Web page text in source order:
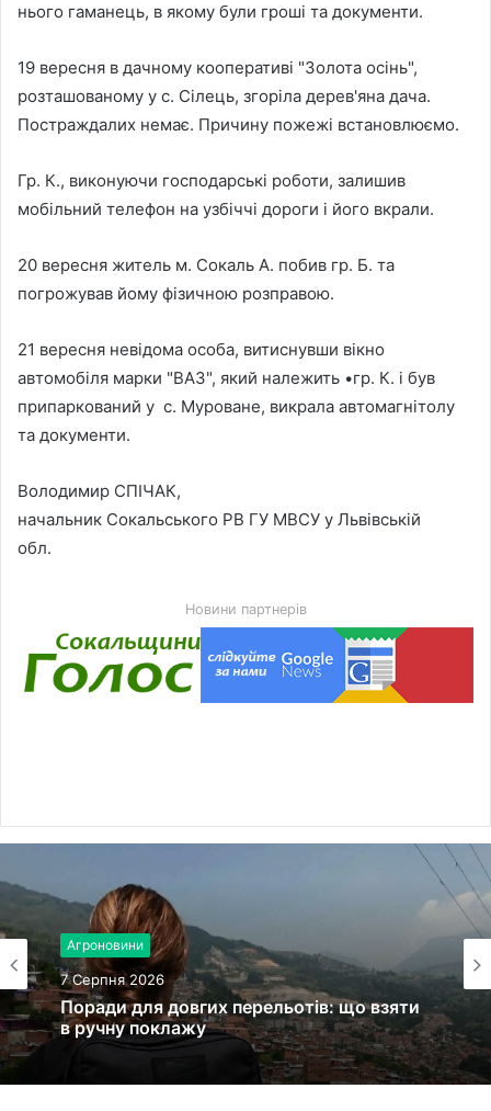
нього гаманець, в якому були гроші та документи.
19 вересня в дачному кооперативі "Золота осінь",
розташованому у с. Сілець, згоріла дерев'яна дача.
Постраждалих немає. Причину пожежі встановлюємо.
Гр. К., виконуючи господарські роботи, залишив
мобільний телефон на узбіччі дороги і його вкрали.
20 вересня житель м. Сокаль А. побив гр. Б. та
погрожував йому фізичною розправою.
21 вересня невідома особа, витиснувши вікно
автомобіля марки "ВАЗ", який належить •гр. К. і був
припаркований у с. Муроване, викрала автомагнітолу
та документи.
Володимир СПІЧАК,
начальник Сокальського РВ ГУ МВСУ у Львівській
обл.
Новини партнерів
Агроновини
7 Серпня 2026
Поради для довгих перельотів: що взяти
в ручну поклажу